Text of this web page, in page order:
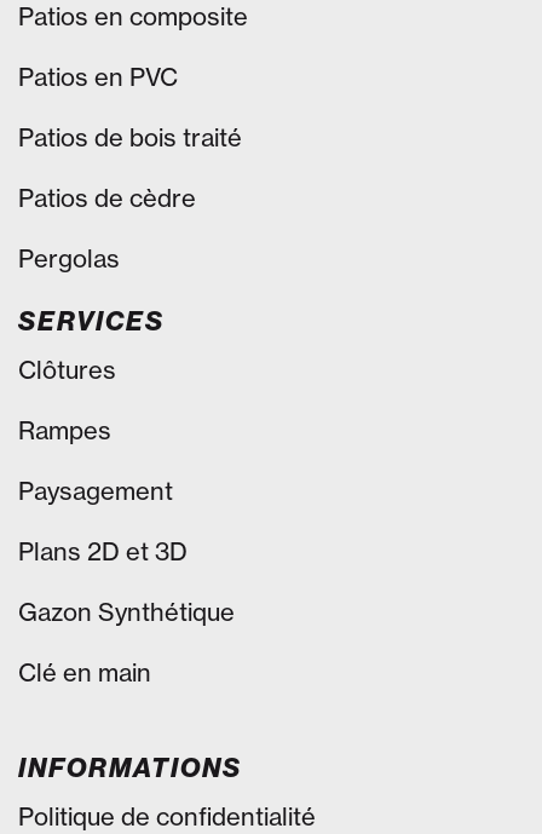
Patios en composite
Patios en PVC
Patios de bois traité
Patios de cèdre
Pergolas
SERVICES
Clôtures
Rampes
Paysagement
Plans 2D et 3D
Gazon Synthétique
Clé en main
INFORMATIONS
Politique de confidentialité